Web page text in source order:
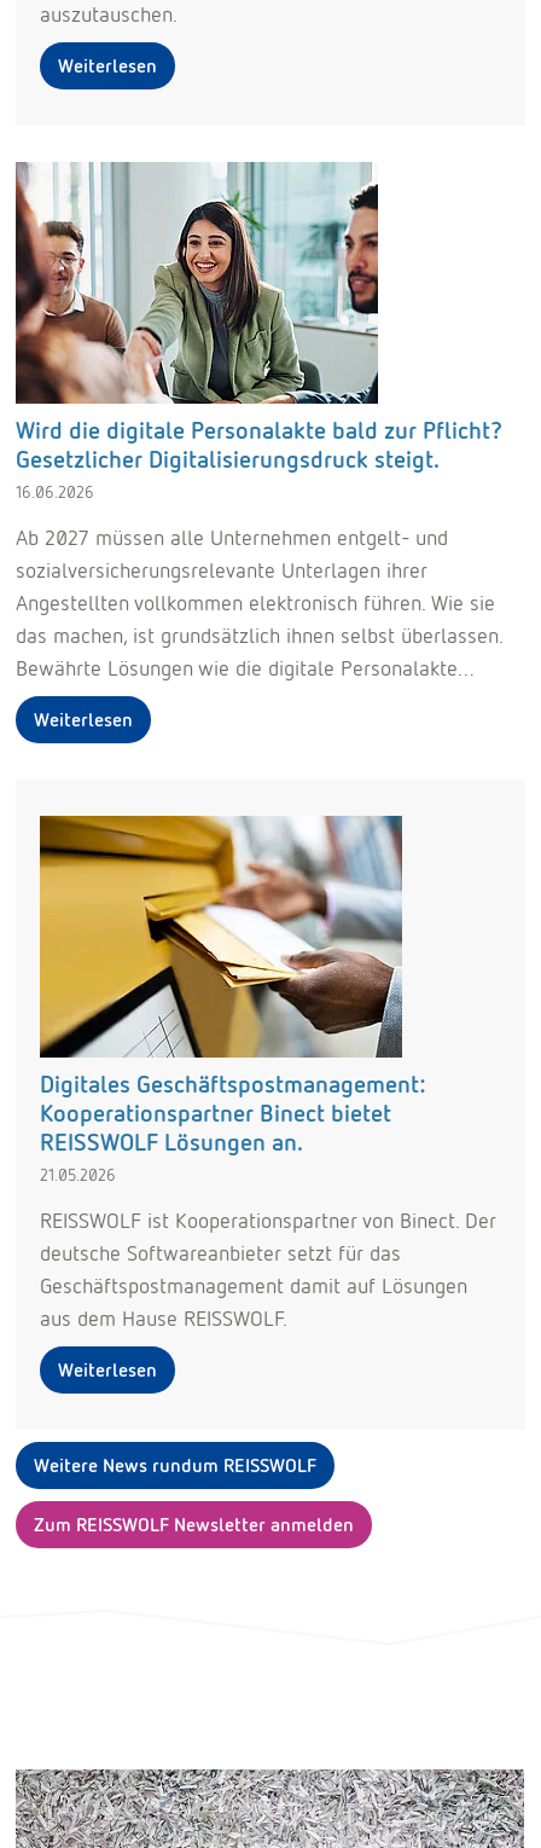
auszutauschen.
Weiterlesen
Wird die digitale Personalakte bald zur Pflicht?
Gesetzlicher Digitalisierungsdruck steigt.
16.06.2026
Ab 2027 müssen alle Unternehmen entgelt- und
sozialversicherungsrelevante Unterlagen ihrer
Angestellten vollkommen elektronisch führen. Wie sie
das machen, ist grundsätzlich ihnen selbst überlassen.
Bewährte Lösungen wie die digitale Personalakte…
Weiterlesen
Digitales Geschäftspostmanagement:
Kooperationspartner Binect bietet
REISSWOLF Lösungen an.
21.05.2026
REISSWOLF ist Kooperationspartner von Binect. Der
deutsche Softwareanbieter setzt für das
Geschäftspostmanagement damit auf Lösungen
aus dem Hause REISSWOLF.
Weiterlesen
Weitere News rundum REISSWOLF
Zum REISSWOLF Newsletter anmelden